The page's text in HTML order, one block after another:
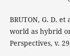
BRUTON, G. D.
world as hybrid
Perspectives, v.